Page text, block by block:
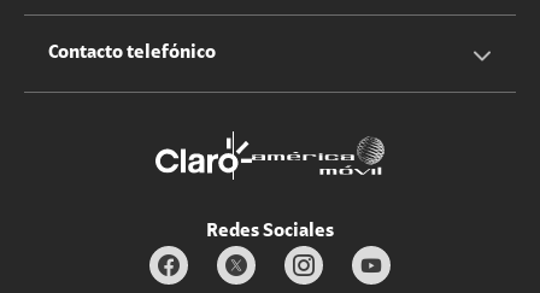
Propietario terreno antenas
Durabilidad de bienes
Estado de Servicios
Iniciar sesión
Contacto telefónico
Redes Sociales